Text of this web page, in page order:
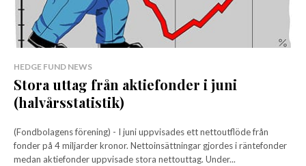
HEDGE FUND NEWS
Stora uttag från aktiefonder i juni
(halvårsstatistik)
(Fondbolagens förening) - I juni uppvisades ett nettoutflöde från
fonder på 4 miljarder kronor. Nettoinsättningar gjordes i räntefonder
medan aktiefonder uppvisade stora nettouttag. Under...